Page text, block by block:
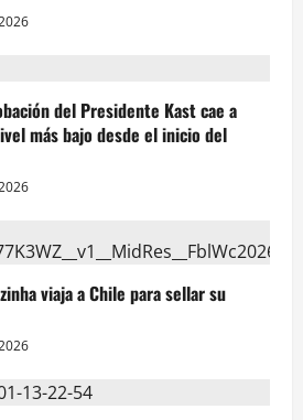
del Presidente Kast cae a
más bajo desde el inicio del
viaja a Chile para sellar su